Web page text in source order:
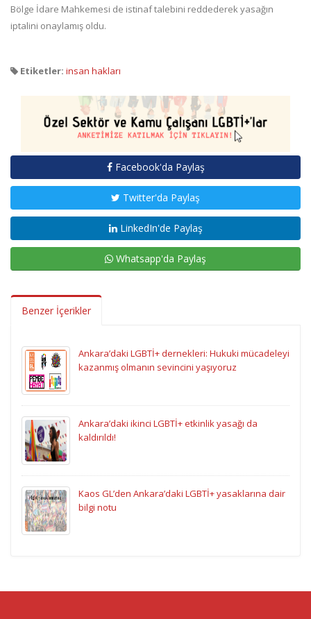
Bölge İdare Mahkemesi de istinaf talebini reddederek yasağın
iptalini onaylamış oldu.
Etiketler: insan hakları
Facebook'da Paylaş
Twitter'da Paylaş
LinkedIn'de Paylaş
Whatsapp'da Paylaş
Benzer İçerikler
Ankara’daki LGBTİ+ dernekleri: Hukuki mücadeleyi
kazanmış olmanın sevincini yaşıyoruz
Ankara’daki ikinci LGBTİ+ etkinlik yasağı da
kaldırıldı!
Kaos GL’den Ankara’daki LGBTİ+ yasaklarına dair
bilgi notu